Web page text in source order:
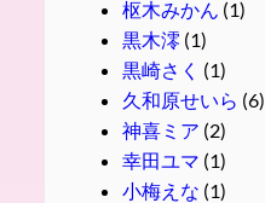
枢木みかん (1)
黒木澪 (1)
黒崎さく (1)
久和原せいら (6)
神喜ミア (2)
幸田ユマ (1)
小梅えな (1)